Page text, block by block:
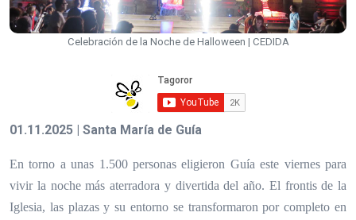
Celebración de la Noche de Halloween | CEDIDA
01.11.2025 | Santa María de Guía
En torno a unas 1.500 personas eligieron Guía este viernes para
vivir la noche más aterradora y divertida del año. El frontis de la
Iglesia, las plazas y su entorno se transformaron por completo en